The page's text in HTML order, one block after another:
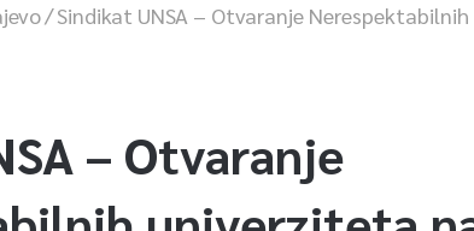
/Sindikat UNSA – Otvaranje
– Otvaranje